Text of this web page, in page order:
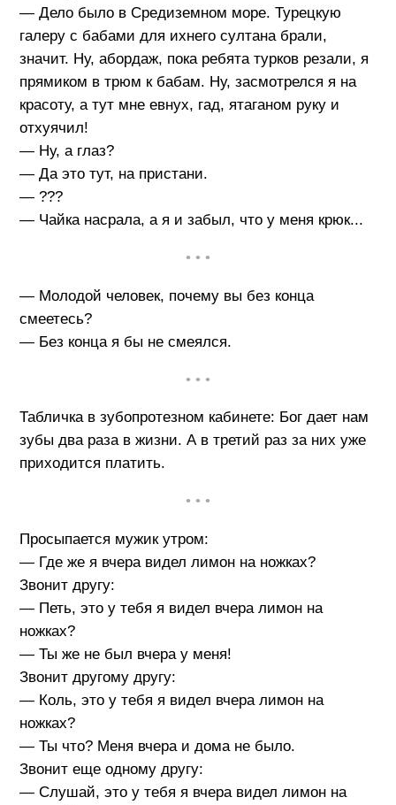
— Дело было в Средиземном море. Турецкую
галеру с бабами для ихнего султана брали,
значит. Ну, абордаж, пока ребята турков резали, я
прямиком в трюм к бабам. Ну, засмотрелся я на
красоту, а тут мне евнух, гад, ятаганом руку и
отхуячил!
— Ну, а глаз?
— Да это тут, на пристани.
— ???
— Чайка насрала, а я и забыл, что у меня крюк...
• • •
— Молодой человек, почему вы без конца
смеетесь?
— Без конца я бы не смеялся.
• • •
Табличка в зубопротезном кабинете: Бог дает нам
зубы два раза в жизни. А в третий раз за них уже
приходится платить.
• • •
Просыпается мужик утром:
— Где же я вчера видел лимон на ножках?
Звонит другу:
— Петь, это у тебя я видел вчера лимон на
ножках?
— Ты же не был вчера у меня!
Звонит другому другу:
— Коль, это у тебя я видел вчера лимон на
ножках?
— Ты что? Меня вчера и дома не было.
Звонит еще одному другу:
— Слушай, это у тебя я вчера видел лимон на